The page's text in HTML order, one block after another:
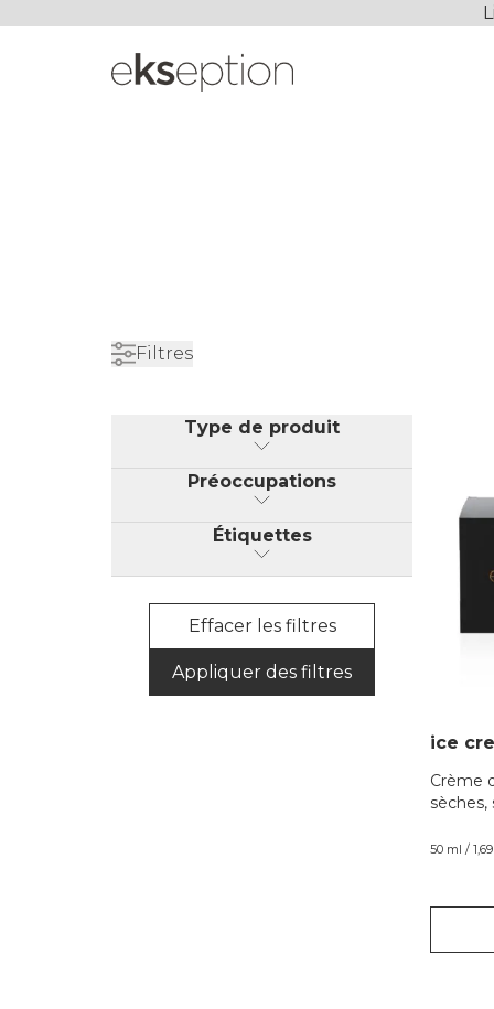
Filtres
Type de produit
Préoccupations
Étiquettes
Effacer les filtres
Appliquer des filtres
ice
Crème
50 ml /